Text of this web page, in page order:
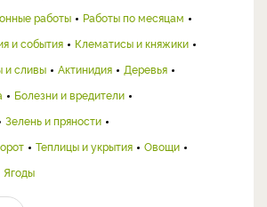
работы
Работы по месяцам
и события
Клематисы и княжики
и сливы Актинидия
Деревья
Болезни и вредители
Зелень и пряности
Теплицы и укрытия
Овощи
Ягоды